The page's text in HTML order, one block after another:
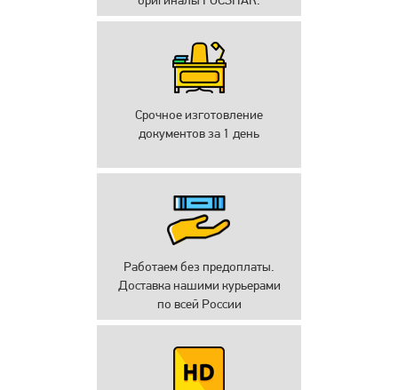
Срочное изготовление
документов за 1 день
Работаем без предоплаты.
Доставка нашими курьерами
по всей России